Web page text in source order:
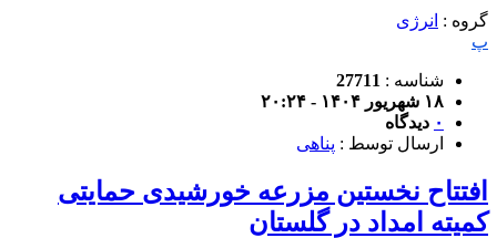
گروه : انرژی
پ
شناسه : 27711
۱۸ شهریور ۱۴۰۴ - ۲۰:۲۴
۰ دیدگاه
ارسال توسط : پناهی
افتتاح نخستین مزرعه خورشیدی حمایتی
کمیته امداد در گلستان